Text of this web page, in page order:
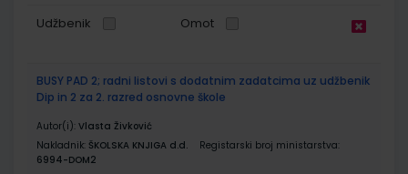
Udžbenik Omot
BUSY PAD 2; radni listovi s dodatnim zadatcima uz udžbenik
Dip in 2 za 2. razred osnovne škole
Autor(i): Vlasta Živković
Nakladnik: ŠKOLSKA KNJIGA d.d.
Registarski broj ministarstva:
6994-DOM2